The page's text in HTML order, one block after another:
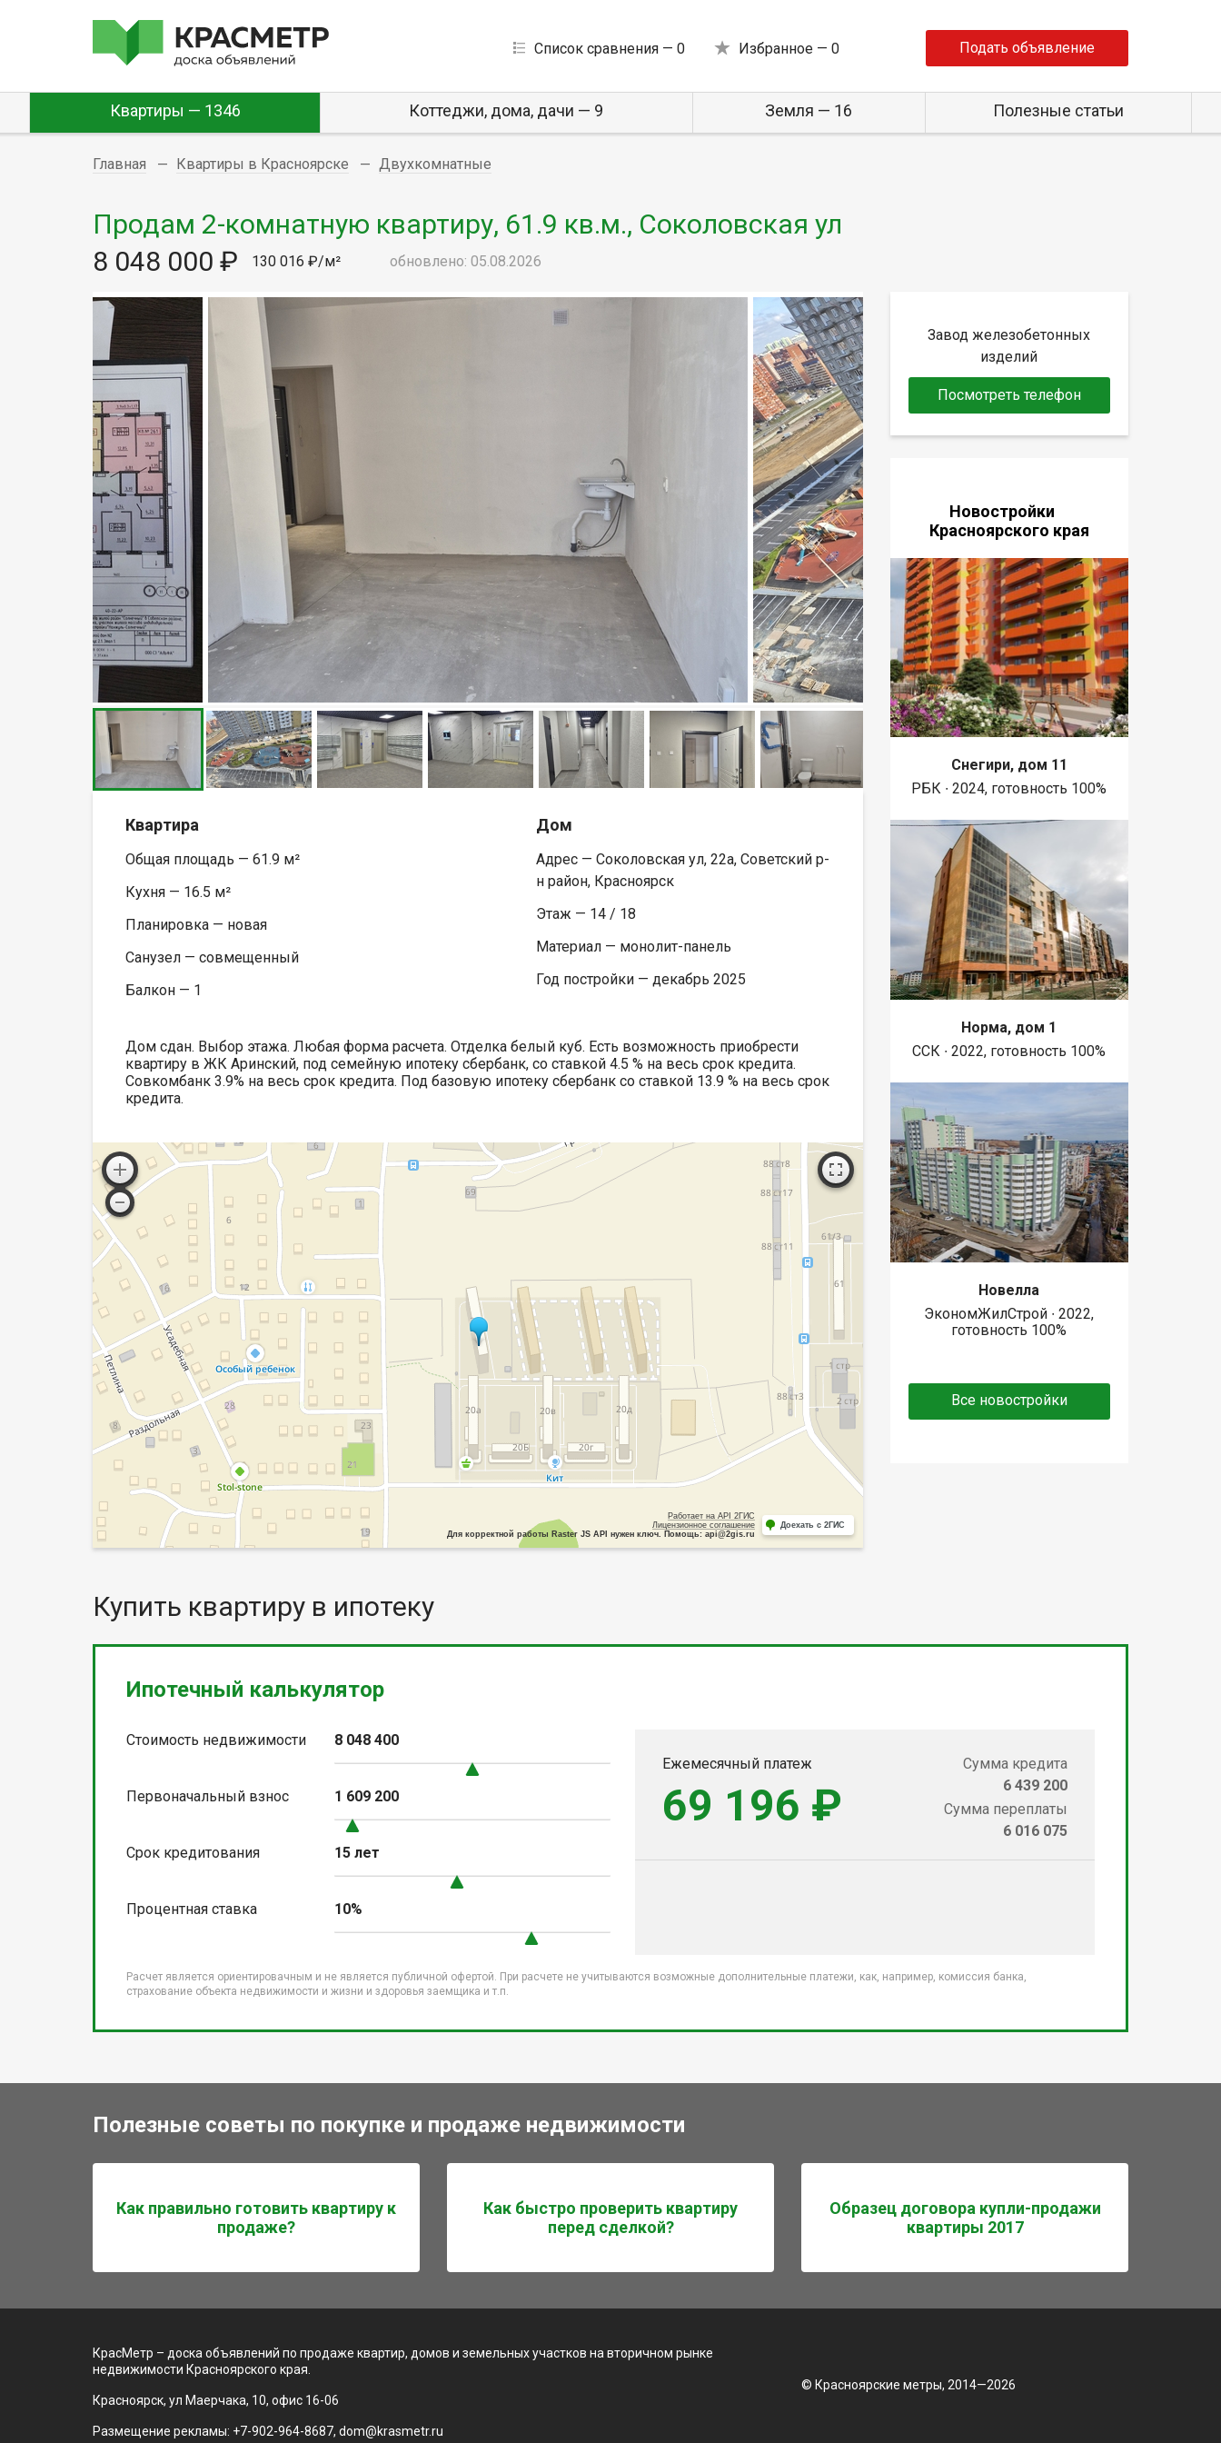
Список сравнения — 0 Избранное — 0 Подать объявление
Квартиры — 1346 Коттеджи, дома, дачи — 9 Земля — 16 Полезные статьи
Главная Квартиры в Красноярске Двухкомнатные
Продам 2-комнатную квартиру, 61.9 кв.м., Соколовская ул
8 048 000 ₽
130 016 ₽/м² обновлено: 05.08.2026
Квартира
Общая площадь — 61.9 м²
Кухня — 16.5 м²
Планировка — новая
Санузел — совмещенный
Балкон — 1
Дом
Адрес — Соколовская ул, 22а, Советский р-
н район, Красноярск
Этаж — 14 / 18
Материал — монолит-панель
Год постройки — декабрь 2025
Дом сдан. Выбор этажа. Любая форма расчета. Отделка белый куб. Есть возможность приобрести
квартиру в ЖК Аринский, под семейную ипотеку сбербанк, со ставкой 4.5 % на весь срок кредита.
Совкомбанк 3.9% на весь срок кредита. Под базовую ипотеку сбербанк со ставкой 13.9 % на весь срок
кредита.
Работает на API 2ГИС
Лицензионное соглашение
Для корректной работы Raster JS API нужен ключ. Помощь: api@2gis.ru
Доехать с 2ГИС
Завод железобетонных
изделий
Посмотреть телефон
Новостройки
Красноярского края
Снегири, дом 11
РБК ∙ 2024, готовность 100%
Норма, дом 1
ССК ∙ 2022, готовность 100%
Новелла
ЭкономЖилСтрой ∙ 2022,
готовность 100%
Все новостройки
Купить квартиру в ипотеку
Ипотечный калькулятор
Стоимость недвижимости 8 048 400
Первоначальный взнос 1 609 200
Срок кредитования 15 лет
Процентная ставка 10%
Ежемесячный платеж
69 196 ₽
Сумма кредита
6 439 200
Сумма переплаты
6 016 075
Расчет является ориентировачным и не является публичной офертой. При расчете не учитываются возможные дополнительные платежи, как, например, комиссия банка,
страхование объекта недвижимости и жизни и здоровья заемщика и т.п.
Полезные советы по покупке и продаже недвижимости
Как правильно готовить квартиру к
продаже?
Как быстро проверить квартиру
перед сделкой?
Образец договора купли-продажи
квартиры 2017
КрасМетр – доска объявлений по продаже квартир, домов и земельных участков на вторичном рынке
недвижимости Красноярского края.
Красноярск, ул Маерчака, 10, офис 16-06
Размещение рекламы: +7-902-964-8687, dom@krasmetr.ru
© Красноярские метры, 2014—2026